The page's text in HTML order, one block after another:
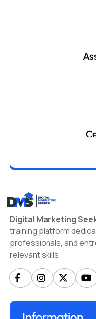
Digital Marketing
training platform
professionals, and
relevant skills.